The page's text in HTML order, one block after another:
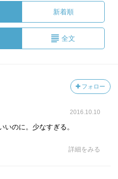
新着順
全文
フォロー
2016.10.10
いのに。少なすぎる。
詳細をみる